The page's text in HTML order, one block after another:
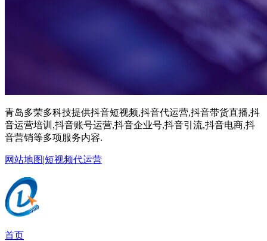
青岛多荣多科技提供抖音短视频,抖音代运营,抖音带货直播,抖
音运营培训,抖音账号运营,抖音企业号,抖音引流,抖音电商,抖
音营销等多项服务内容.
网站地图|短视频代运营
首页